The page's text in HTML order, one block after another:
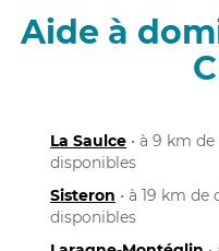
Aide à
La Saulce • à 9 km
disponibles
Sisteron • à 19 km
disponibles